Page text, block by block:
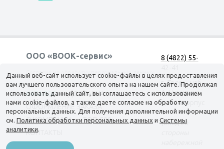
ООО «ВООК-сервис»
Согласие на обработку персональных данных
КАТАЛОГ
ДОСТАВКА
ОФОРМЛЕНИЕ ЗАКАЗА
О КОМПАНИИ
ТОП-500
КОНТАКТЫ
8 (4822) 55-
г. Тверь, наб.
А. Никитина,
д. 144 корпус
1
(вход со
Данный веб-сайт использует cookie-файлы в целях предоставления
вам лучшего пользовательского опыта на нашем сайте. Продолжая
использовать данный сайт, вы соглашаетесь с использованием
нами cookie-файлов, а также даете согласие на обработку
персональных данных. Для получения дополнительной информации
см. Политика обработки персональных данных и Системы
аналитики